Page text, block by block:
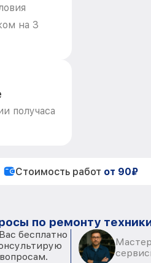
на 3
получаса
Стоимость работ от 90₽
по ремонту
бесплатно